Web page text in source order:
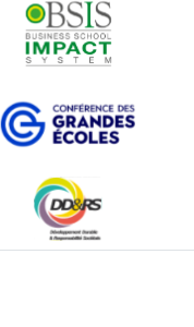
IMAGE
IMAGE